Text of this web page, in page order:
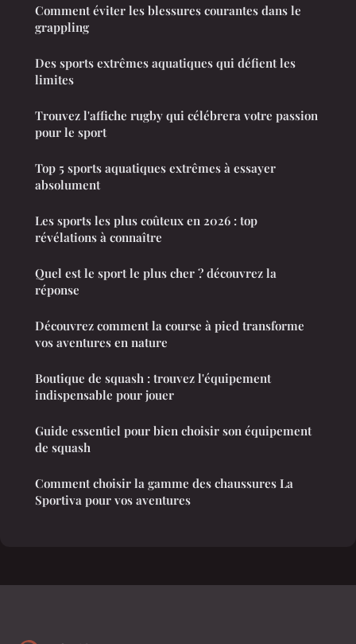
Comment éviter les blessures courantes dans le
grappling
Des sports extrêmes aquatiques qui défient les
limites
Trouvez l'affiche rugby qui célébrera votre passion
pour le sport
Top 5 sports aquatiques extrêmes à essayer
absolument
Les sports les plus coûteux en 2026 : top
révélations à connaître
Quel est le sport le plus cher ? découvrez la
réponse
Découvrez comment la course à pied transforme
vos aventures en nature
Boutique de squash : trouvez l'équipement
indispensable pour jouer
Guide essentiel pour bien choisir son équipement
de squash
Comment choisir la gamme des chaussures La
Sportiva pour vos aventures